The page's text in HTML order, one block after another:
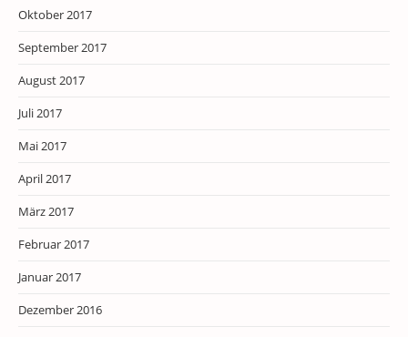
Oktober 2017
September 2017
August 2017
Juli 2017
Mai 2017
April 2017
März 2017
Februar 2017
Januar 2017
Dezember 2016